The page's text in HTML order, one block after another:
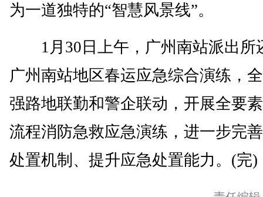
为一道独特的“智慧风景线”。
1月30日上午，广州南站派出所
广州南站地区春运应急综合演练，
强路地联勤和警企联动，开展全要
流程消防急救应急演练，进一步完
处置机制、提升应急处置能力。(完)